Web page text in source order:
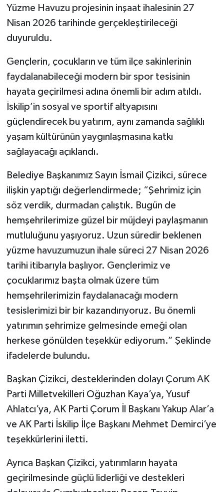
Yüzme Havuzu projesinin inşaat ihalesinin 27
Nisan 2026 tarihinde gerçekleştirileceği
duyuruldu.
Gençlerin, çocukların ve tüm ilçe sakinlerinin
faydalanabileceği modern bir spor tesisinin
hayata geçirilmesi adına önemli bir adım atıldı.
İskilip’in sosyal ve sportif altyapısını
güçlendirecek bu yatırım, aynı zamanda sağlıklı
yaşam kültürünün yaygınlaşmasına katkı
sağlayacağı açıklandı.
Belediye Başkanımız Sayın İsmail Çizikci, sürece
ilişkin yaptığı değerlendirmede; “Şehrimiz için
söz verdik, durmadan çalıştık. Bugün de
hemşehrilerimize güzel bir müjdeyi paylaşmanın
mutluluğunu yaşıyoruz. Uzun süredir beklenen
yüzme havuzumuzun ihale süreci 27 Nisan 2026
tarihi itibarıyla başlıyor. Gençlerimiz ve
çocuklarımız başta olmak üzere tüm
hemşehrilerimizin faydalanacağı modern
tesislerimizi bir bir kazandırıyoruz. Bu önemli
yatırımın şehrimize gelmesinde emeği olan
herkese gönülden teşekkür ediyorum.” Şeklinde
ifadelerde bulundu.
Başkan Çizikci, desteklerinden dolayı Çorum AK
Parti Milletvekilleri Oğuzhan Kaya’ya, Yusuf
Ahlatcı’ya, AK Parti Çorum İl Başkanı Yakup Alar’a
ve AK Parti İskilip İlçe Başkanı Mehmet Demirci’ye
teşekkürlerini iletti.
Ayrıca Başkan Çizikci, yatırımların hayata
geçirilmesinde güçlü liderliği ve destekleri